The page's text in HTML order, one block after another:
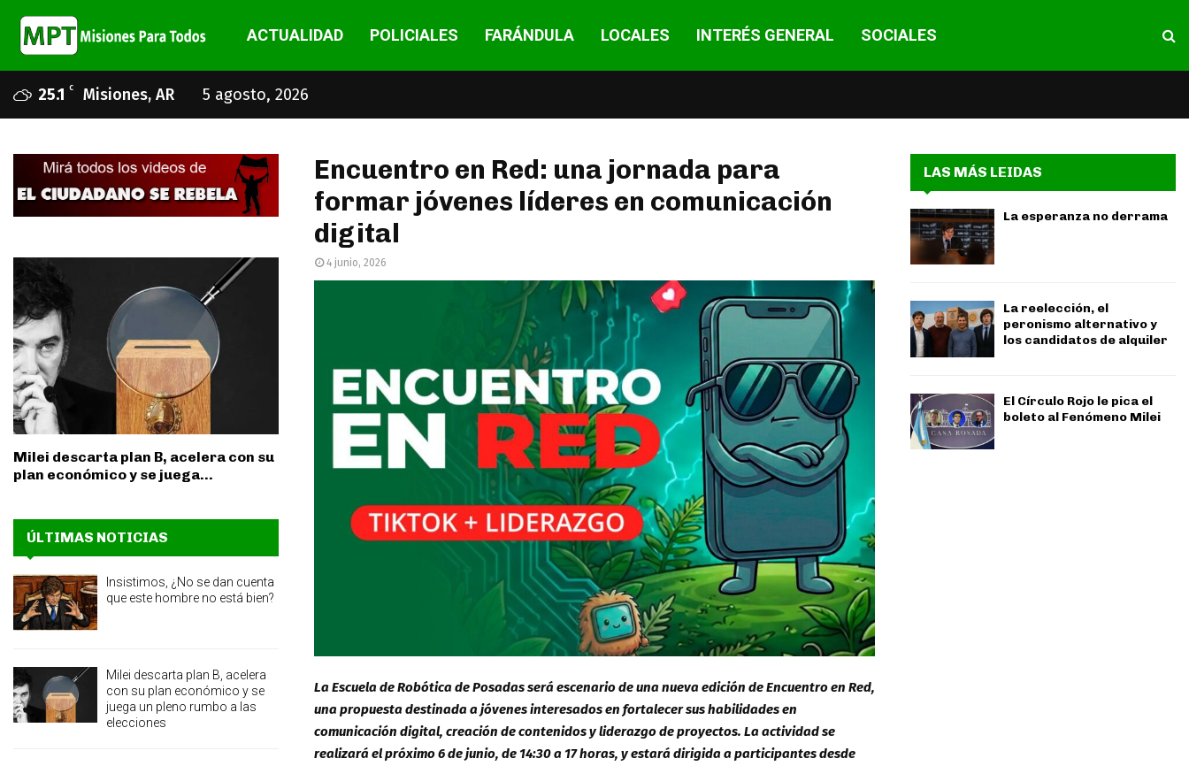
ACTUALIDAD POLICIALES FARÁNDULA LOCALES INTERÉS GENERAL SOCIALES
25.1 C Misiones, AR 5 agosto, 2026
Encuentro en Red: una jornada para
formar jóvenes líderes en comunicación
digital
4 junio, 2026
La Escuela de Robótica de Posadas será escenario de una nueva edición de Encuentro en Red,
una propuesta destinada a jóvenes interesados en fortalecer sus habilidades en
comunicación digital, creación de contenidos y liderazgo de proyectos. La actividad se
realizará el próximo 6 de junio, de 14:30 a 17 horas, y estará dirigida a participantes desde
Milei descarta plan B, acelera con su
plan económico y se juega...
ÚLTIMAS NOTICIAS
Insistimos, ¿No se dan cuenta
que este hombre no está bien?
Milei descarta plan B, acelera
con su plan económico y se
juega un pleno rumbo a las
elecciones
LAS MÁS LEIDAS
La esperanza no derrama
La reelección, el
peronismo alternativo y
los candidatos de alquiler
El Círculo Rojo le pica el
boleto al Fenómeno Milei